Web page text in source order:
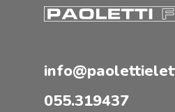
055.319437